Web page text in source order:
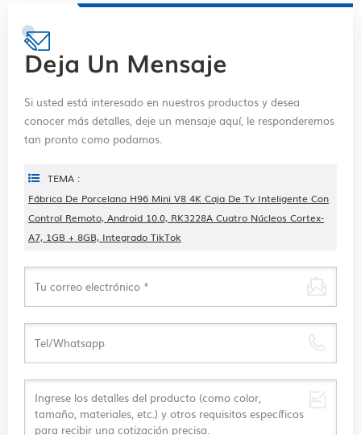
Deja Un Mensaje
Si usted está interesado en nuestros productos y desea
conocer más detalles, deje un mensaje aquí, le responderemos
tan pronto como podamos.
TEMA :
Fábrica De Porcelana H96 Mini V8 4K Caja De Tv Inteligente Con
Control Remoto, Android 10.0, RK3228A Cuatro Núcleos Cortex-
A7, 1GB + 8GB, Integrado TikTok